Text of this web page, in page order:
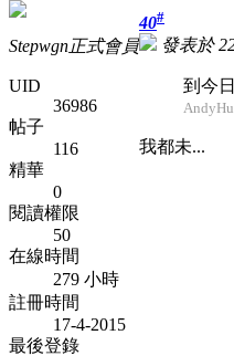
Stepwgn正式會員
UID
36986
帖子
116
精華
0
閱讀權限
50
在線時間
279 小時
註冊時間
17-4-2015
最後登錄
40#
發表於
到今
我都未...